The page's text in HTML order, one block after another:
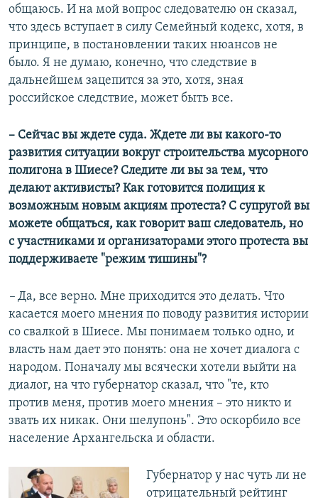
общаюсь. И на мой вопрос следователю он сказал,
что здесь вступает в силу Семейный кодекс, хотя, в
принципе, в постановлении таких нюансов не
было. Я не думаю, конечно, что следствие в
дальнейшем зацепится за это, хотя, зная
российское следствие, может быть все.
– Сейчас вы ждете суда. Ждете ли вы какого-то
развития ситуации вокруг строительства мусорного
полигона в Шиесе? Следите ли вы за тем, что
делают активисты? Как готовится полиция к
возможным новым акциям протеста? С супругой вы
можете общаться, как говорит ваш следователь, но
с участниками и организаторами этого протеста вы
поддерживаете "режим тишины"?
– Да, все верно. Мне приходится это делать. Что
касается моего мнения по поводу развития истории
со свалкой в Шиесе. Мы понимаем только одно, и
власть нам дает это понять: она не хочет диалога с
народом. Поначалу мы всячески хотели выйти на
диалог, на что губернатор сказал, что "те, кто
против меня, против моего мнения – это никто и
звать их никак. Они шелупонь". Это оскорбило все
население Архангельска и области.
Губернатор у нас чуть ли не
отрицательный рейтинг